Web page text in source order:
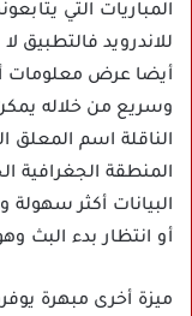
للاندرويد
أيضا عرض
وسريع من خلاله
الناقلة اسم المعلق
المنطقة الجغرافية
البيانات أكثر
أو انتظار بدء البث
ميزة أخرى مبهرة